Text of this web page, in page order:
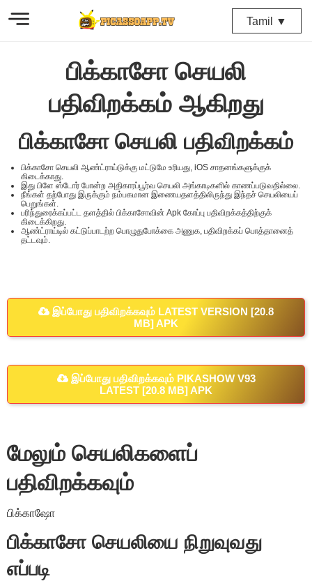
Tamil ▼
பிக்காசோ செயலி
பதிவிறக்கம் ஆகிறது
பிக்காசோ செயலி பதிவிறக்கம்
பிக்காசோ செயலி ஆண்ட்ராய்டுக்கு மட்டுமே உரியது, iOS சாதனங்களுக்குக்
கிடைக்காது.
இது பிளே ஸ்டோர் போன்ற அதிகாரப்பூர்வ செயலி அங்காடிகளில் காணப்படுவதில்லை.
நீங்கள் தற்போது இருக்கும் நம்பகமான இணையதளத்திலிருந்து இந்தச் செயலியைப்
பெறுங்கள்.
பரிந்துரைக்கப்பட்ட தளத்தில் பிக்காசோவின் Apk கோப்பு பதிவிறக்கத்திற்குக்
கிடைக்கிறது.
ஆண்ட்ராய்டில் கட்டுப்பாடற்ற பொழுதுபோக்கை அணுக, பதிவிறக்கப் பொத்தானைத்
தட்டவும்.
இப்போது பதிவிறக்கவும் LATEST VERSION [20.8
MB] APK
இப்போது பதிவிறக்கவும் PIKASHOW V93
LATEST [20.8 MB] APK
மேலும் செயலிகளைப்
பதிவிறக்கவும்
பிக்காஷோ
பிக்காசோ செயலியை நிறுவுவது
எப்படி